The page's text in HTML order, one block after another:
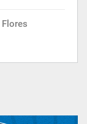
Flores